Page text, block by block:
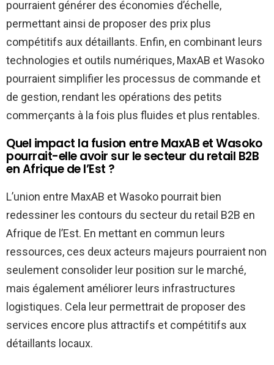
pourraient générer des économies d’échelle,
permettant ainsi de proposer des prix plus
compétitifs aux détaillants. Enfin, en combinant leurs
technologies et outils numériques, MaxAB et Wasoko
pourraient simplifier les processus de commande et
de gestion, rendant les opérations des petits
commerçants à la fois plus fluides et plus rentables.
Quel impact la fusion entre MaxAB et Wasoko
pourrait-elle avoir sur le secteur du retail B2B
en Afrique de l’Est ?
L’union entre MaxAB et Wasoko pourrait bien
redessiner les contours du secteur du retail B2B en
Afrique de l’Est. En mettant en commun leurs
ressources, ces deux acteurs majeurs pourraient non
seulement consolider leur position sur le marché,
mais également améliorer leurs infrastructures
logistiques. Cela leur permettrait de proposer des
services encore plus attractifs et compétitifs aux
détaillants locaux.